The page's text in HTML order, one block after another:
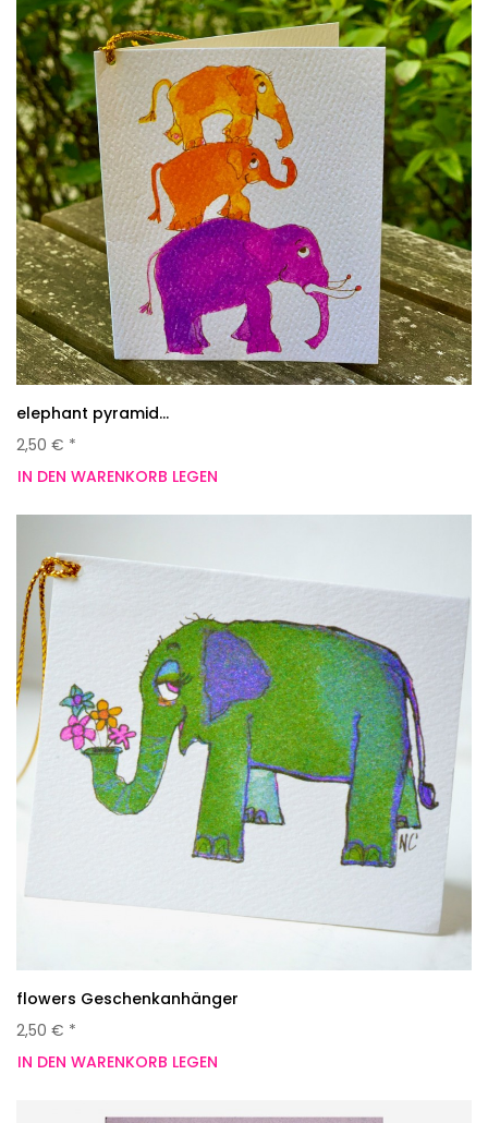
elephant pyramid...
2,50 € *
IN DEN WARENKORB LEGEN
flowers Geschenkanhänger
2,50 € *
IN DEN WARENKORB LEGEN